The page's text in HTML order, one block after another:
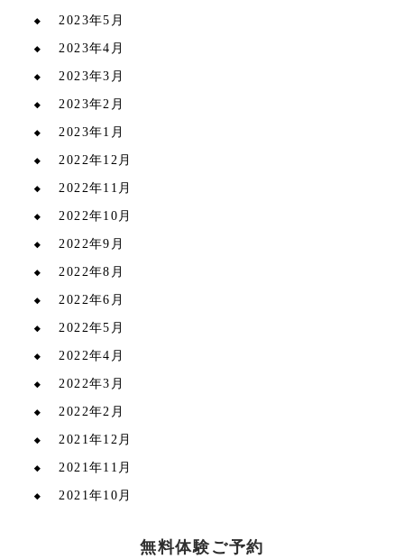
2023年5月
2023年4月
2023年3月
2023年2月
2023年1月
2022年12月
2022年11月
2022年10月
2022年9月
2022年8月
2022年6月
2022年5月
2022年4月
2022年3月
2022年2月
2021年12月
2021年11月
2021年10月
無料体験ご予約